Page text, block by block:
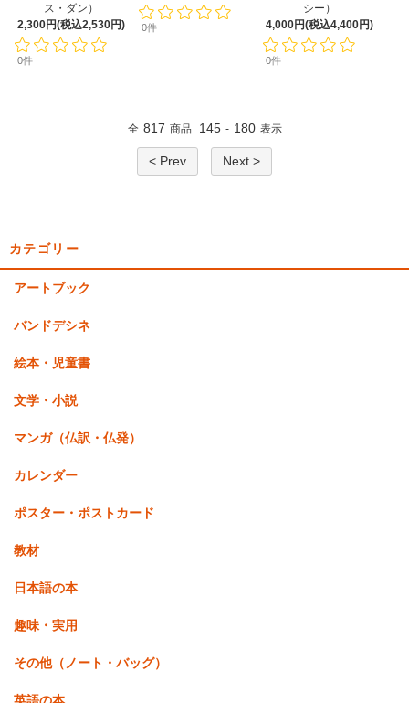
ス・ダン）
2,300円(税込2,530円)
0件
0件
シー）
4,000円(税込4,400円)
0件
全 817 商品 145 - 180 表示
< Prev Next >
カテゴリー
アートブック
バンドデシネ
絵本・児童書
文学・小説
マンガ（仏訳・仏発）
カレンダー
ポスター・ポストカード
教材
日本語の本
趣味・実用
その他（ノート・バッグ）